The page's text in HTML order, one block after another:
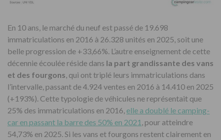
En 10 ans, le marché du neuf est passé de 19.698
immatriculations en 2016 à 26.328 unités en 2025, soit une
belle progression de +33,66%. L’autre enseignement de cette
décennie écoulée réside dans la part grandissante des vans
et des fourgons , qui ont triplé leurs immatriculations dans
l’intervalle, passant de 4.924 ventes en 2016 à 14.410 en 2025
(+193%). Cette typologie de véhicules ne représentait que
25% des immatriculations en 2016, elle a doublé le camping-
car en passant la barre des 50% en 2021 , pour atteindre
54,73% en 2025. Si les vans et fourgons restent clairement en